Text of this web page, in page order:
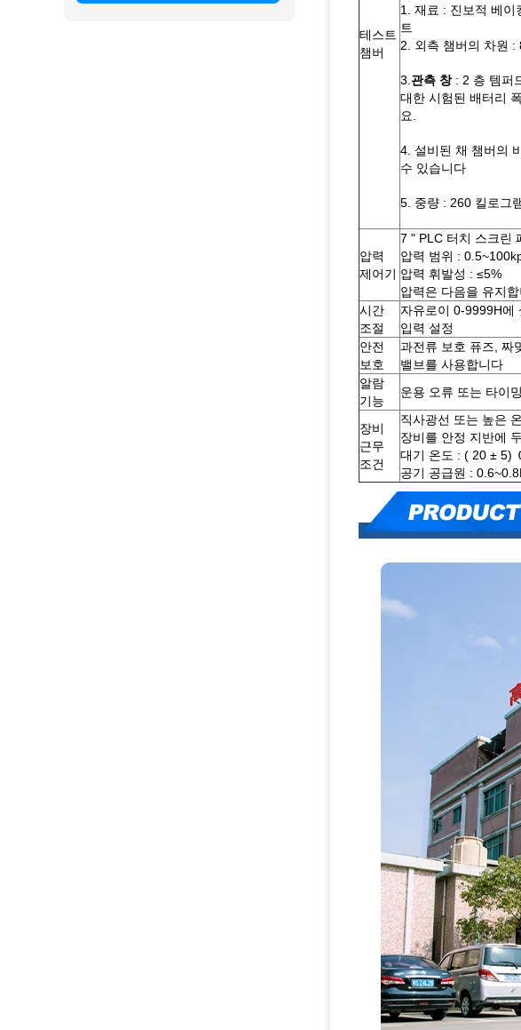
테스트
챔버
1. 재료 : 진보적 베이
트
2. 외측 챔버의 차원
3. 관측 창: 2 층 템퍼
대한 시험된 배터리
요.
4. 설비된 채 챔버의
수 있습니다
5. 중량 : 260 킬로그
압력
제어기
7 " PLC 터치 스크린
압력 범위 :
압력 휘발성 : ≤5%
압력은 다음을 유지
시간
조절
자유로이 0-9999H에
입력 설정
안전
보호
과전류 보호 퓨즈, 짜
밸브를 사용합니다
알람
기능
운용 오류 또는 타이
장비
근무
조건
직사광선 또는 높은
장비를 안정 지반에
대기 온도 : ( 20 ± 5)
공기 공급원 :